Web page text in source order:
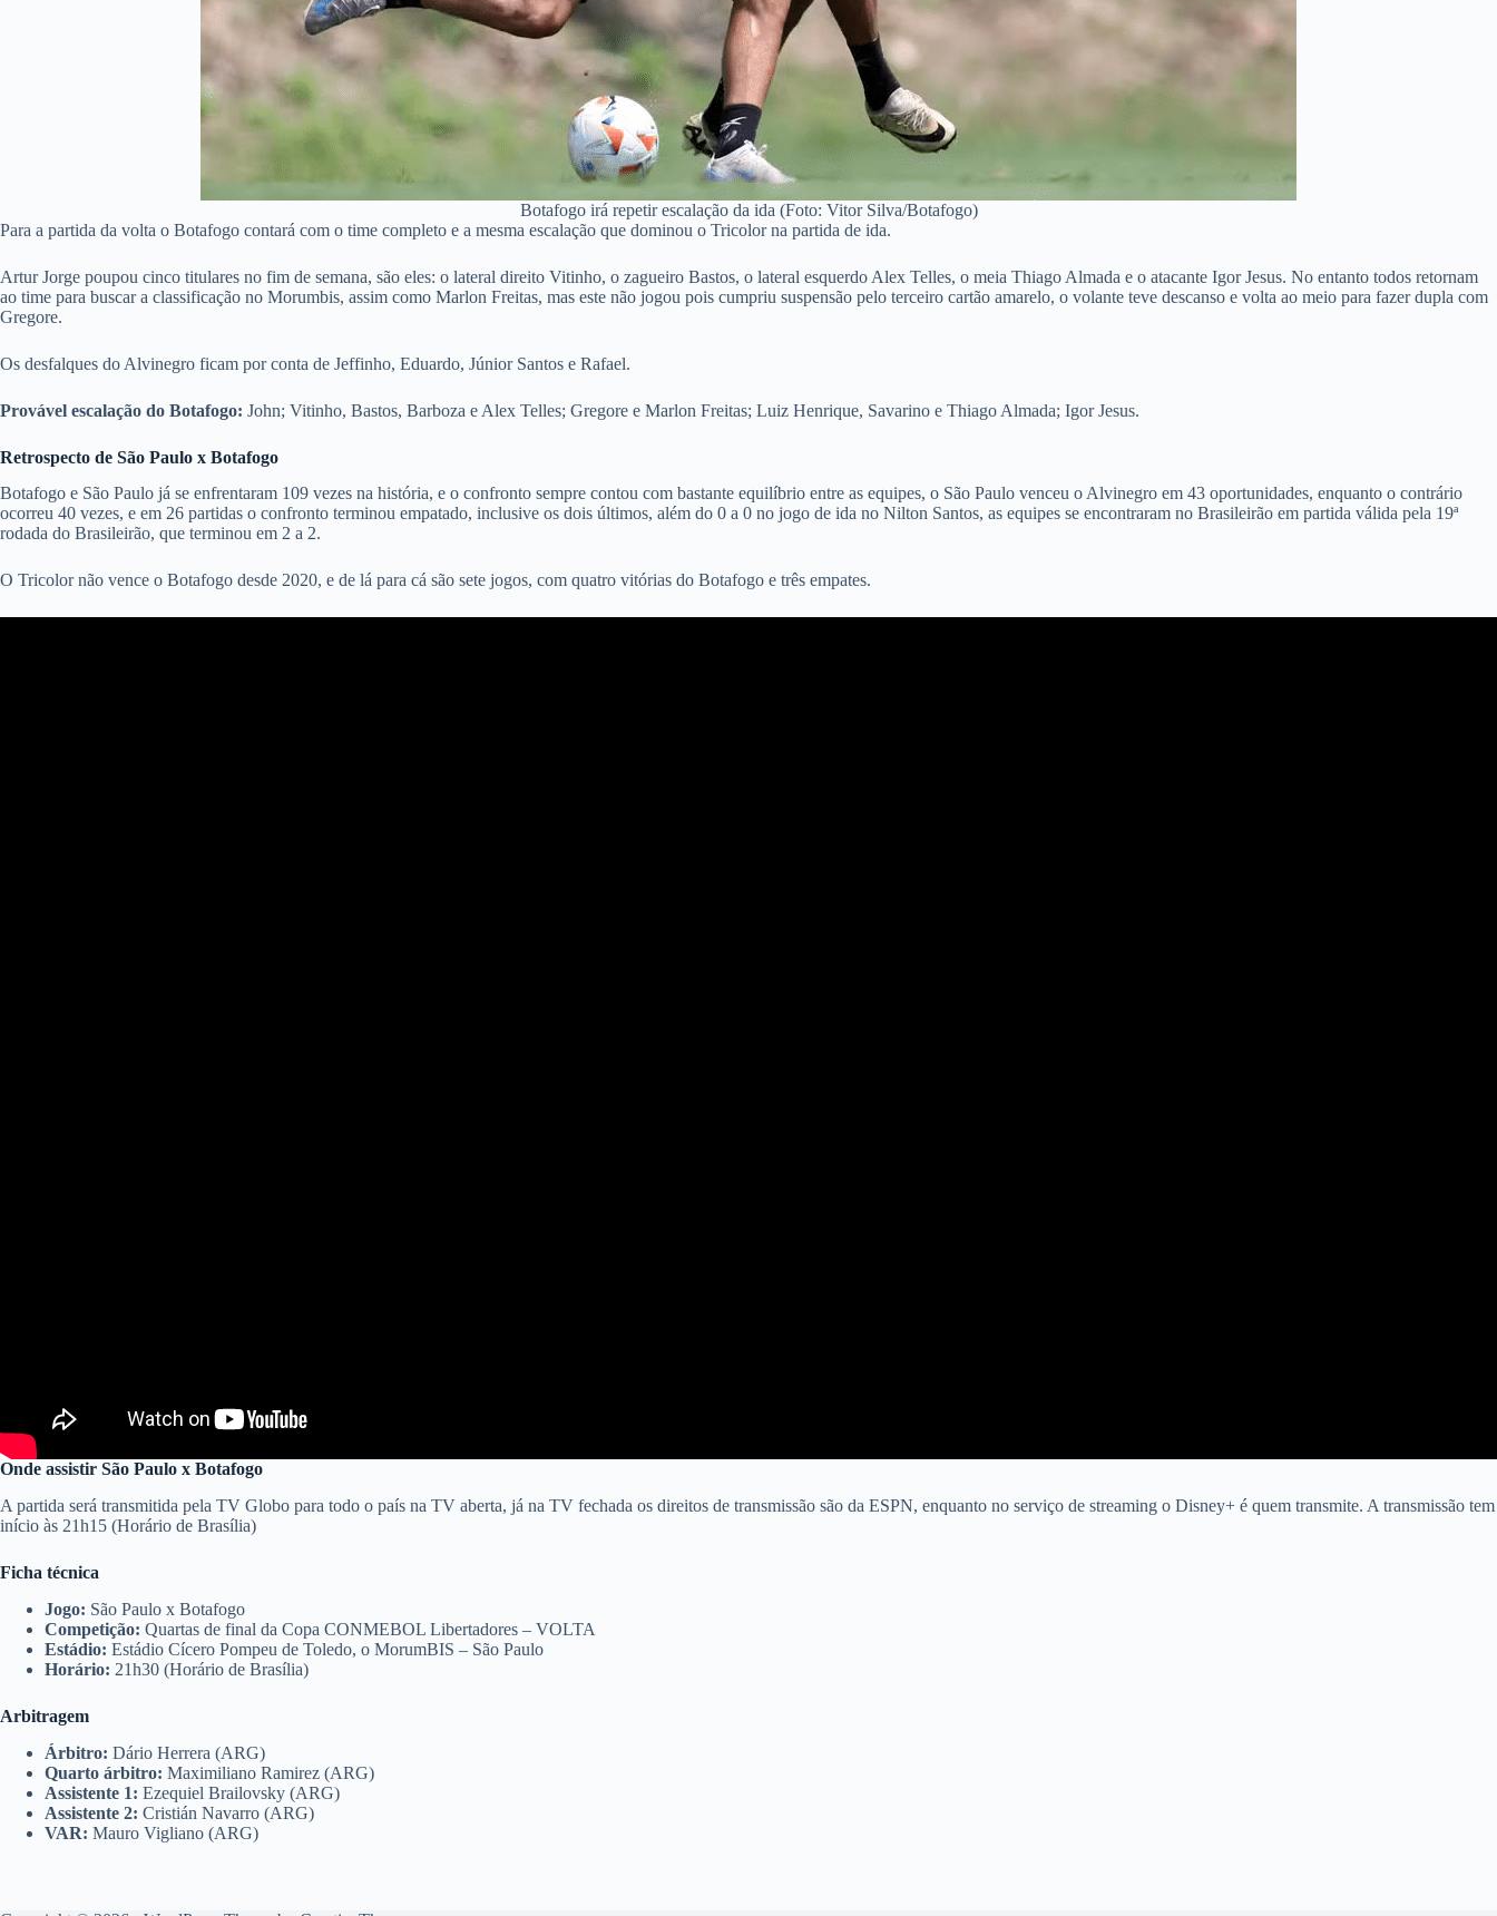
Botafogo irá repetir escalação da ida (Foto: Vitor Silva/Botafogo)
Para a partida da volta o Botafogo contará com o time completo e a mesma escalação que dominou o Tricolor na partida de ida.
Artur Jorge poupou cinco titulares no fim de semana, são eles: o lateral direito Vitinho, o zagueiro Bastos, o lateral esquerdo Alex Telles, o meia Thiago Almada e o atacante Igor Jesus. No entanto todos retornam
ao time para buscar a classificação no Morumbis, assim como Marlon Freitas, mas este não jogou pois cumpriu suspensão pelo terceiro cartão amarelo, o volante teve descanso e volta ao meio para fazer dupla com
Gregore.
Os desfalques do Alvinegro ficam por conta de Jeffinho, Eduardo, Júnior Santos e Rafael.
Provável escalação do Botafogo: John; Vitinho, Bastos, Barboza e Alex Telles; Gregore e Marlon Freitas; Luiz Henrique, Savarino e Thiago Almada; Igor Jesus.
Retrospecto de São Paulo x Botafogo
Botafogo e São Paulo já se enfrentaram 109 vezes na história, e o confronto sempre contou com bastante equilíbrio entre as equipes, o São Paulo venceu o Alvinegro em 43 oportunidades, enquanto o contrário
ocorreu 40 vezes, e em 26 partidas o confronto terminou empatado, inclusive os dois últimos, além do 0 a 0 no jogo de ida no Nilton Santos, as equipes se encontraram no Brasileirão em partida válida pela 19ª
rodada do Brasileirão, que terminou em 2 a 2.
O Tricolor não vence o Botafogo desde 2020, e de lá para cá são sete jogos, com quatro vitórias do Botafogo e três empates.
Onde assistir São Paulo x Botafogo
A partida será transmitida pela TV Globo para todo o país na TV aberta, já na TV fechada os direitos de transmissão são da ESPN, enquanto no serviço de streaming o Disney+ é quem transmite. A transmissão tem
início às 21h15 (Horário de Brasília)
Ficha técnica
Jogo: São Paulo x Botafogo
Competição: Quartas de final da Copa CONMEBOL Libertadores – VOLTA
Estádio: Estádio Cícero Pompeu de Toledo, o MorumBIS – São Paulo
Horário: 21h30 (Horário de Brasília)
Arbitragem
Árbitro: Dário Herrera (ARG)
Quarto árbitro: Maximiliano Ramirez (ARG)
Assistente 1: Ezequiel Brailovsky (ARG)
Assistente 2: Cristián Navarro (ARG)
VAR: Mauro Vigliano (ARG)